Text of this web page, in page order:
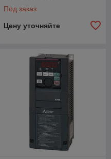
Под заказ
Цену уточняйте